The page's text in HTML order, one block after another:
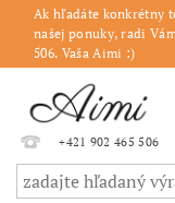
Ak hľadáte konkrétny
našej ponuky, radi
506. Vaša Aimi :)
+421 902 465 506